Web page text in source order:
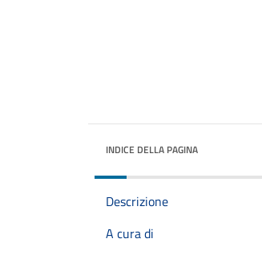
INDICE DELLA PAGINA
Descrizione
A cura di